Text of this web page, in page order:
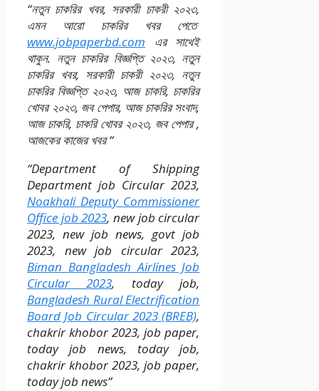
“নতুন চাকরির খবর, সরকারী চাকরী ২০২৩,
এমন আরো চাকরির খবর পেতে
www.jobpaperbd.com এর সাথেই
থাকুন. নতুন চাকরির বিজ্ঞপ্তি ২০২৩, নতুন
চাকরির খবর, সরকারী চাকরী ২০২৩, নতুন
চাকরির বিজ্ঞপ্তি ২০২৩, আজ চাকরি, চাকরির
খোবর ২০২৩, জব পেপার, আজ চাকরির সংবাদ,
আজ চাকরি, চাকরি খোবর ২০২৩, জব পেপার ,
আজকের কাজের খবর “
“Department of Shipping
Department job Circular 2023,
Noakhali Deputy Commissioner
Office job 2023, new job circular
2023, new job news, govt job
2023, new job circular 2023,
Biman Bangladesh Airlines Job
Circular 2023, today job,
Bangladesh Rural Electrification
Board Job Circular 2023 (BREB),
chakrir khobor 2023, job paper,
today job news, today job,
chakrir khobor 2023, job paper,
today job news”